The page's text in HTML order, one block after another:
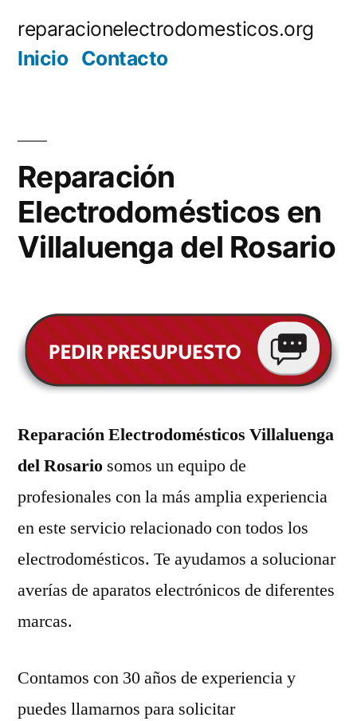
reparacionelectrodomesticos.org
Inicio Contacto
Reparación
Electrodomésticos en
Villaluenga del Rosario
Reparación Electrodomésticos Villaluenga
del Rosario somos un equipo de
profesionales con la más amplia experiencia
en este servicio relacionado con todos los
electrodomésticos. Te ayudamos a solucionar
averías de aparatos electrónicos de diferentes
marcas.
Contamos con 30 años de experiencia y
puedes llamarnos para solicitar